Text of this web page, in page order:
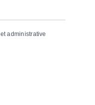
administrative